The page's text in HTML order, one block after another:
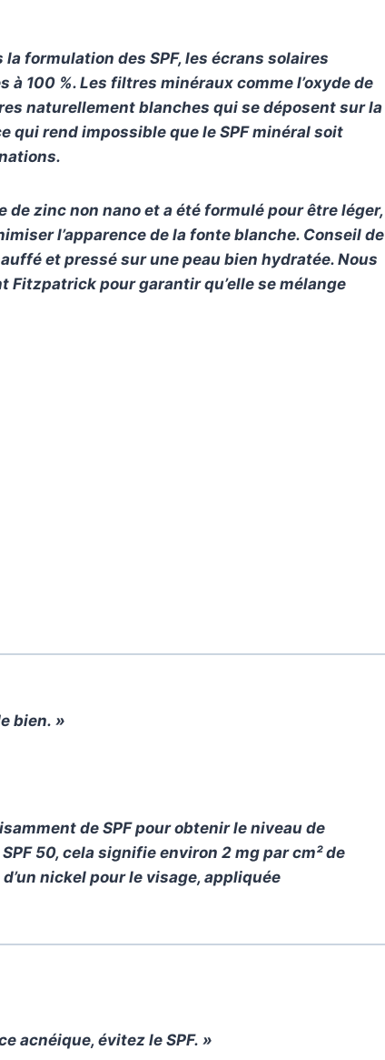
formulation des SPF, les écrans solaires
100 %. Les filtres minéraux comme l’oxyde de
naturellement blanches qui se déposent sur la
qui rend impossible que le SPF minéral soit
de zinc non nano et a été formulé pour être léger,
l’apparence de la fonte blanche. Conseil de
et pressé sur une peau bien hydratée. Nous
Fitzpatrick pour garantir qu’elle se mélange
bien. »
de SPF pour obtenir le niveau de
50, cela signifie environ 2 mg par cm² de
nickel pour le visage, appliquée
acnéique, évitez le SPF. »